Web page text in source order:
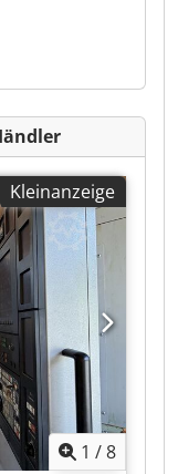
Kleinanzeige
1 /8